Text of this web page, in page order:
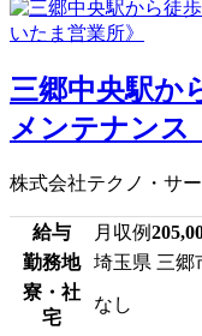
三郷中央駅か
メンテナンス
株式会社テクノ・サ
給与 月収例
勤務地
埼玉県 三郷
寮・社
宅
なし